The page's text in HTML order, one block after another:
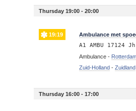
Thursday 19:00 - 20:00
19:19 Ambulance met
A1 AMBU 17124
Ambulance -
Zuid-Holland -Zuidland
Thursday 16:00 - 17:00